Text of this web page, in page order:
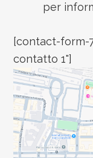
per
[contact-form-
contatto 1"]